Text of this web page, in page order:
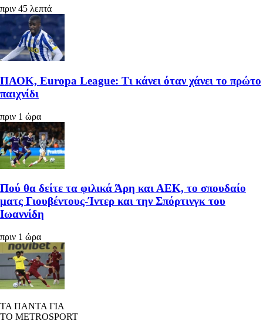
πριν 45 λεπτά
ΠΑΟΚ, Europa League: Τι κάνει όταν χάνει το πρώτο
παιχνίδι
πριν 1 ώρα
Πού θα δείτε τα φιλικά Άρη και ΑΕΚ, το σπουδαίο
ματς Γιουβέντους-Ίντερ και την Σπόρτινγκ του
Ιωαννίδη
πριν 1 ώρα
ΤΑ ΠΑΝΤΑ ΓΙΑ
ΤΟ METROSPORT